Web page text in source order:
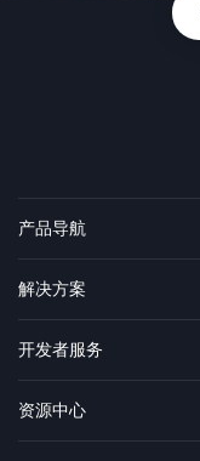
产品导航
解决方案
开发者服务
资源中心